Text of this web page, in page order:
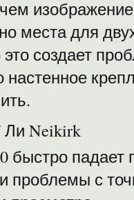
места для
создает
Ли Neikirk
быстро
проблемы с